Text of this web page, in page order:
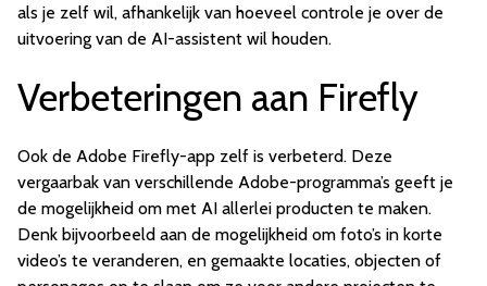
als je zelf wil, afhankelijk van hoeveel controle je over de
uitvoering van de AI-assistent wil houden.
Verbeteringen aan Firefly
Ook de Adobe Firefly-app zelf is verbeterd. Deze
vergaarbak van verschillende Adobe-programma’s geeft je
de mogelijkheid om met AI allerlei producten te maken.
Denk bijvoorbeeld aan de mogelijkheid om foto’s in korte
video’s te veranderen, en gemaakte locaties, objecten of